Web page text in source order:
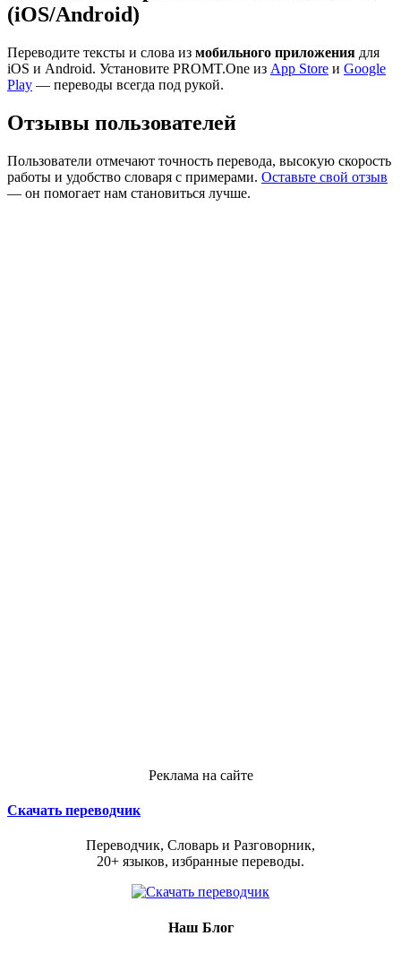
(iOS/Android)
Переводите тексты и слова из мобильного приложения для
iOS и Android. Установите PROMT.One из App Store и Google
Play — переводы всегда под рукой.
Отзывы пользователей
Пользователи отмечают точность перевода, высокую скорость
работы и удобство словаря с примерами. Оставьте свой отзыв
— он помогает нам становиться лучше.
Реклама на сайте
Скачать переводчик
Переводчик, Словарь и Разговорник,
20+ языков, избранные переводы.
Наш Блог